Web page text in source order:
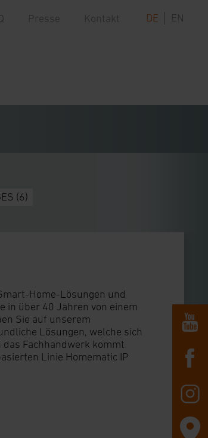
Presse Kontakt DE EN
(6)
Home-Lösungen und
in über 40 Jahren von einem
Sie auf unserem
Lösungen, welche sich
Fachhandwerk kommt
Linie Homematic IP